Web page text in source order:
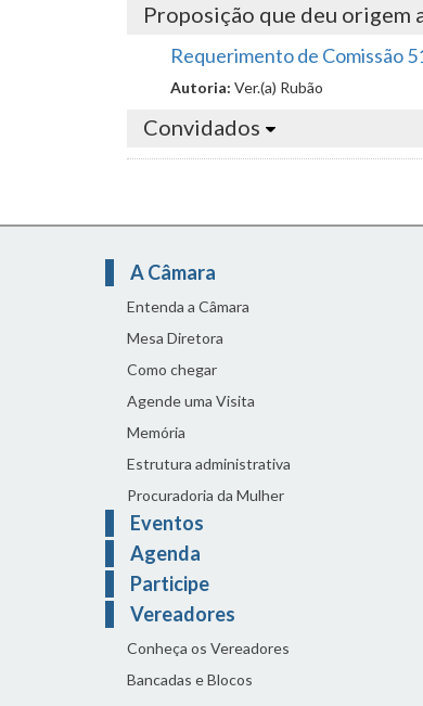
Proposição que deu origem
Requerimento de Comissão
Autoria: Ver.(a) Rubão
Convidados
A Câmara
Entenda a Câmara
Mesa Diretora
Como chegar
Agende uma Visita
Memória
Estrutura administrativa
Procuradoria da Mulher
Eventos
Agenda
Participe
Vereadores
Conheça os Vereadores
Bancadas e Blocos